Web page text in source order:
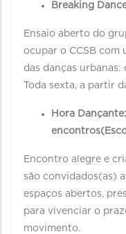
Breaking
Ensaio aberto do
ocupar o CCSB com
das danças urbanas:
Toda sexta, a partir
Hora
Encontro alegre e
são convidados(as)
espaços abertos,
para vivenciar o
movimento.